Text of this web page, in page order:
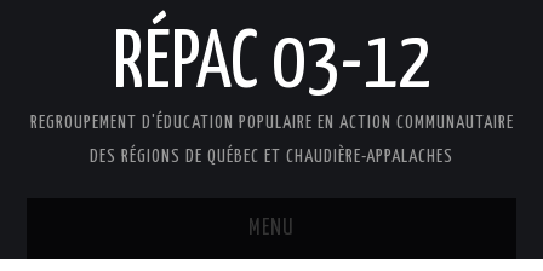
RÉPAC 03-12
REGROUPEMENT D'ÉDUCATION POPULAIRE EN ACTION COMMUNAUTAIRE
DES RÉGIONS DE QUÉBEC ET CHAUDIÈRE-APPALACHES
MENU